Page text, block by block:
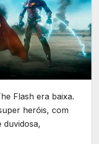
Flash era baixa.
heróis, com
duvidosa,